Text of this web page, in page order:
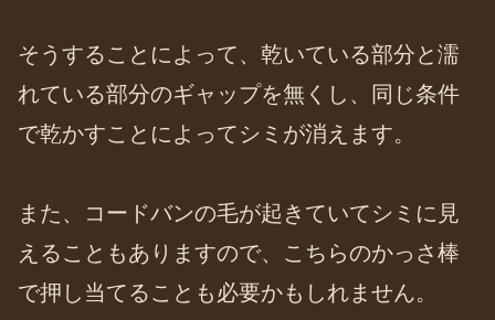
そうすることによって、乾いている部分と濡
れている部分のギャップを無くし、同じ条件
で乾かすことによってシミが消えます。
また、コードバンの毛が起きていてシミに見
えることもありますので、こちらのかっさ棒
で押し当てることも必要かもしれません。